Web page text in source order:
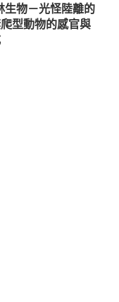
生物－光怪陸離的
型動物的感官與